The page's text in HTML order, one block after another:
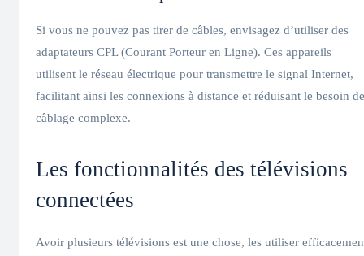
Si vous ne pouvez pas tirer de câbles, envisagez d’utiliser des
adaptateurs CPL (Courant Porteur en Ligne). Ces appareils
utilisent le réseau électrique pour transmettre le signal Internet,
facilitant ainsi les connexions à distance et réduisant le besoin de
câblage complexe.
Les fonctionnalités des télévisions
connectées
Avoir plusieurs télévisions est une chose, les utiliser